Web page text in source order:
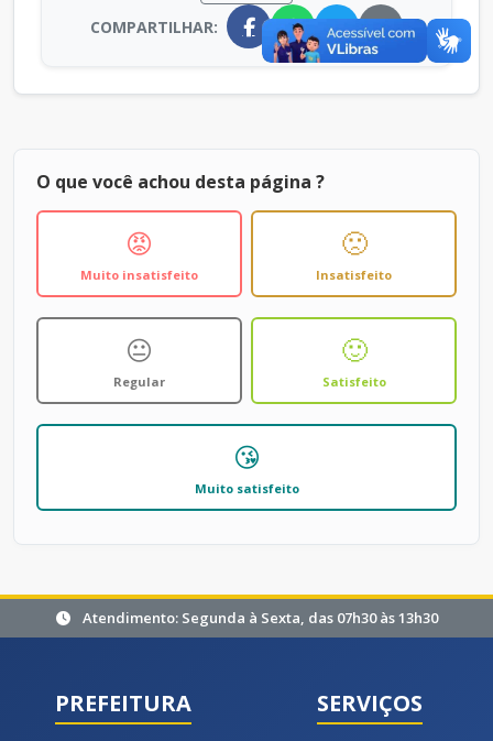
COMPARTILHAR:
O que você achou desta página ?
😡
Muito insatisfeito
🙁
Insatisfeito
😐
Regular
🙂
Satisfeito
😘
Muito satisfeito
Atendimento: Segunda à Sexta, das 07h30 às 13h30
PREFEITURA SERVIÇOS